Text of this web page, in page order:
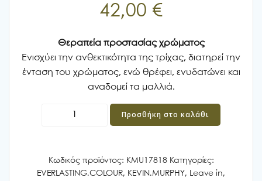
42,00 €
Θεραπεία προστασίας χρώματος
Ενισχύει την ανθεκτικότητα της τρίχας, διατηρεί την
ένταση του χρώματος, ενώ θρέφει, ενυδατώνει και
αναδομεί τα μαλλιά.
KEVIN
IN
Προσθήκη στο καλάθι
Κωδικός προϊόντος: KMU17818 Κατηγορίες:
EVERLASTING.COLOUR, KEVIN.MURPHY, Leave in,